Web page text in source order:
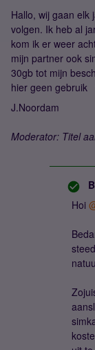
Hallo, wij gaan elk
volgen. Ik heb al
kom ik er weer
mijn partner ook
30gb tot mijn
hier geen gebruik
J.Noordam
Moderator: Titel
Hoi ​